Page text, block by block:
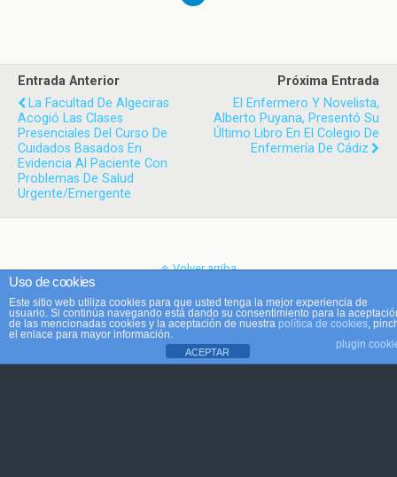
Entrada Anterior
La Facultad De Algeciras
Acogió Las Clases
Presenciales Del Curso De
Cuidados Basados En
Evidencia Al Paciente Con
Problemas De Salud
Urgente/Emergente
Próxima Entrada
El Enfermero Y Novelista,
Alberto Puyana, Presentó Su
Último Libro En El Colegio De
Enfermería De Cádiz
Volver arriba
Móvil Escritorio
Uso de cookies
Este sitio web utiliza cookies para que usted tenga la mejor experiencia de
usuario. Si continúa navegando está dando su consentimiento para la
de las mencionadas cookies y la aceptación de nuestra política de cookies,
el enlace para mayor información.
plugin
ACEPTAR